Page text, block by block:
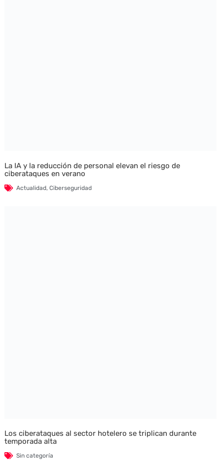
La IA y la reducción de personal elevan el riesgo de
ciberataques en verano
Actualidad, Ciberseguridad
Los ciberataques al sector hotelero se triplican durante
temporada alta
Sin categoría